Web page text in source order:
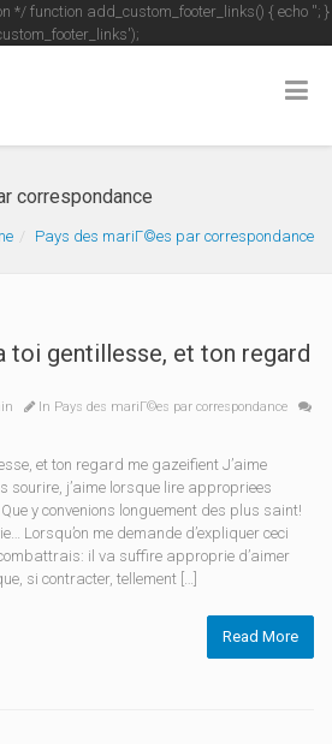
*/ function add_custom_footer_links() { echo ''; }
correspondance
Pays des mariГ©es par correspondance
toi gentillesse, et ton regard
In Pays des mariГ©es par correspondance
et ton regard me gazeifient J’aime
sourire, j’aime lorsque lire appropriees
y convenions longuement des plus saint!
Lorsqu’on me demande d’expliquer ceci
combattrais: il va suffire approprie d’aimer
si contracter, tellement […]
Read More